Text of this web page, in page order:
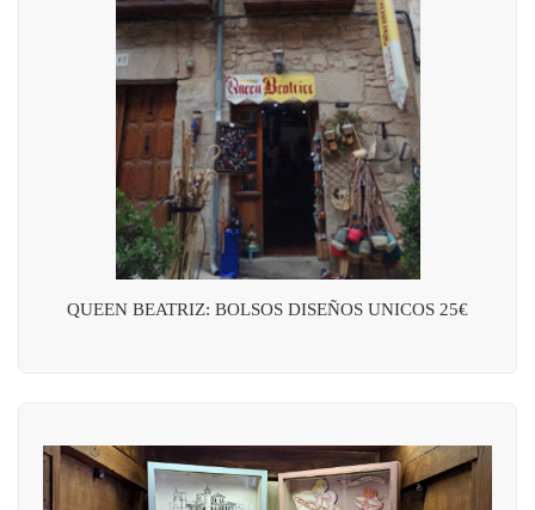
QUEEN BEATRIZ: BOLSOS DISEÑOS UNICOS 25€